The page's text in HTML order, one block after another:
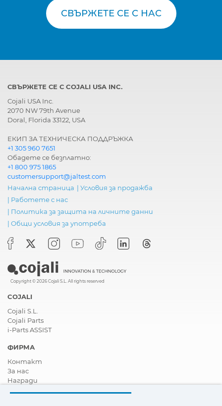
СВЪРЖЕТЕ СЕ С НАС
СВЪРЖЕТЕ СЕ С COJALI USA INC.
Cojali USA Inc.
2070 NW 79th Avenue
Doral, Florida 33122, USA
ЕКИП ЗА ТЕХНИЧЕСКА ПОДДРЪЖКА
+1 305 960 7651
Обадете се безплатно:
+1 800 975 1865
customersupport@jaltest.com
Начална страница | Условия за продажба
| Работете с нас
| Политика за защита на личните данни
| Общи условия за употреба
Copyright © 2026 Cojali S.L. All rights reserved
COJALI
Cojali S.L.
Cojali Parts
i-Parts ASSIST
ФИРМА
Контакт
За нас
Награди